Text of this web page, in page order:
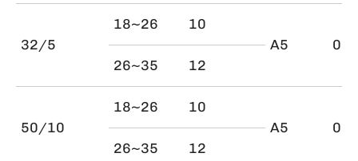
32/5
18~26
10
A5
26~35
12
50/10
18~26
10
A5
26~35
12